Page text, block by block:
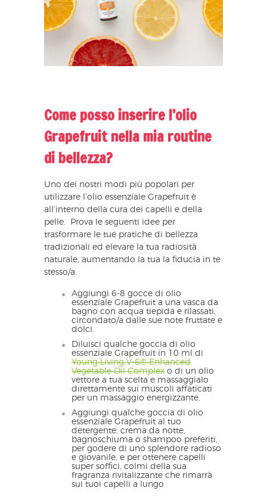
Come posso inserire l’olio
Grapefruit nella mia routine
di bellezza?
Uno dei nostri modi più popolari per
utilizzare l’olio essenziale Grapefruit è
all’interno della cura dei capelli e della
pelle. Prova le seguenti idee per
trasformare le tue pratiche di bellezza
tradizionali ed elevare la tua radiosità
naturale, aumentando la tua la fiducia in te
stesso/a.
Aggiungi 6-8 gocce di olio
essenziale Grapefruit a una vasca da
bagno con acqua tiepida e rilassati,
circondato/a dalle sue note fruttate e
dolci.
Diluisci qualche goccia di olio
essenziale Grapefruit in 10 ml di
Young Living V-6® Enhanced
Vegetable Oil Complex o di un olio
vettore a tua scelta e massaggialo
direttamente sui muscoli affaticati
per un massaggio energizzante.
Aggiungi qualche goccia di olio
essenziale Grapefruit al tuo
detergente, crema da notte,
bagnoschiuma o shampoo preferiti,
per godere di uno splendore radioso
e giovanile, e per ottenere capelli
super soffici, colmi della sua
fragranza rivitalizzante che rimarrà
sui tuoi capelli a lungo